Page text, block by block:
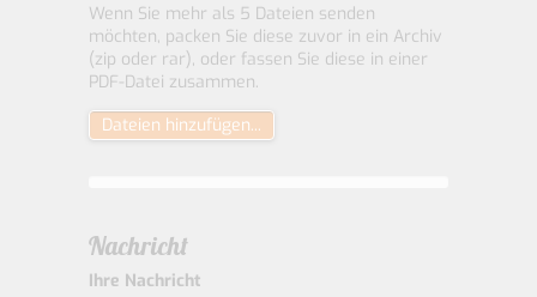
Wenn Sie mehr als 5 Dateien senden
möchten, packen Sie diese zuvor in ein Archiv
(zip oder rar), oder fassen Sie diese in einer
PDF-Datei zusammen.
Dateien hinzufügen...
Nachricht
Ihre Nachricht